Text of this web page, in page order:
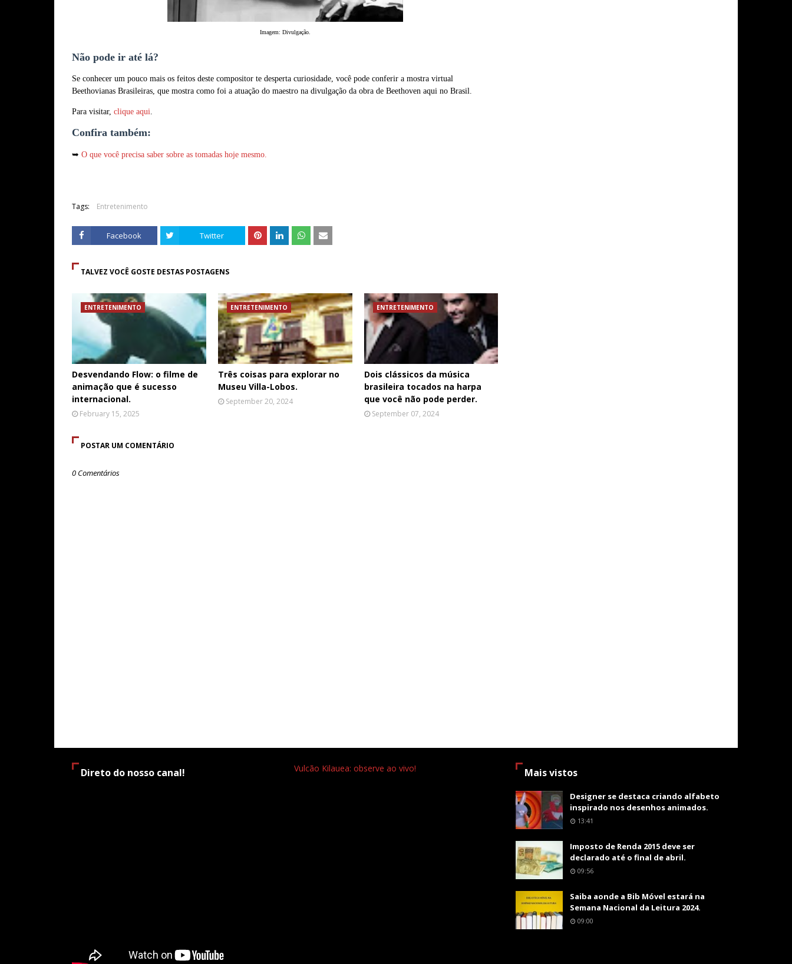
Imagem: Divulgação.
Não pode ir até lá?
Se conhecer um pouco mais os feitos deste compositor te desperta curiosidade, você pode conferir a mostra virtual
Beethovianas Brasileiras, que mostra como foi a atuação do maestro na divulgação da obra de Beethoven aqui no Brasil.
Para visitar, clique aqui.
Confira também:
➥ O que você precisa saber sobre as tomadas hoje mesmo.
Tags: Entretenimento
Facebook Twitter
TALVEZ VOCÊ GOSTE DESTAS POSTAGENS
ENTRETENIMENTO
Desvendando Flow: o filme de
animação que é sucesso
internacional.
February 15, 2025
ENTRETENIMENTO
Três coisas para explorar no
Museu Villa-Lobos.
September 20, 2024
ENTRETENIMENTO
Dois clássicos da música
brasileira tocados na harpa
que você não pode perder.
September 07, 2024
POSTAR UM COMENTÁRIO
0 Comentários
Direto do nosso canal! Vulcão Kilauea: observe ao vivo! Mais vistos
Designer se destaca criando alfabeto
inspirado nos desenhos animados.
13:41
Imposto de Renda 2015 deve ser
declarado até o final de abril.
09:56
Saiba aonde a Bib Móvel estará na
Semana Nacional da Leitura 2024.
09:00